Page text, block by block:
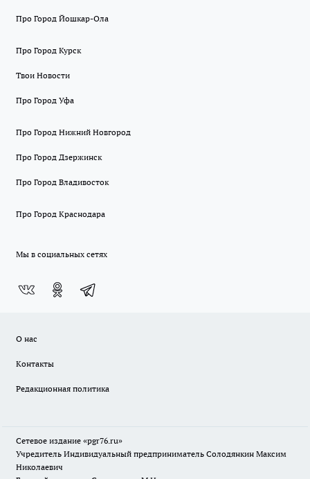
Про Город Йошкар-Ола
Про Город Курск
Твои Новости
Про Город Уфа
Про Город Нижний Новгород
Про Город Дзержинск
Про Город Владивосток
Про Город Краснодара
Мы в социальных сетях
О нас
Контакты
Редакционная политика
Сетевое издание «pgr76.ru»
Учредитель Индивидуальный предприниматель Солодянкин Максим
Николаевич